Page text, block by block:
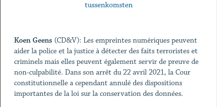
tussenkomsten
Koen Geens (CD&V): Les empreintes numériques peuvent
aider la police et la justice à détecter des faits terroristes et
criminels mais elles peuvent également servir de preuve de
non-culpabilité. Dans son arrêt du 22 avril 2021, la Cour
constitutionnelle a cependant annulé des dispositions
importantes de la loi sur la conservation des données.